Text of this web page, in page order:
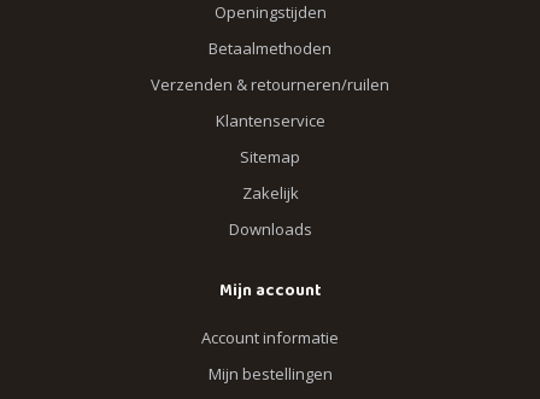
Openingstijden
Betaalmethoden
Verzenden & retourneren/ruilen
Klantenservice
Sitemap
Zakelijk
Downloads
Mijn account
Account informatie
Mijn bestellingen